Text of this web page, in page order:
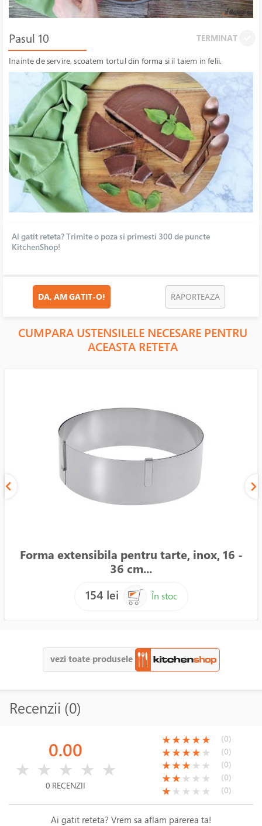
Pasul 10 TERMINAT
Inainte de servire, scoatem tortul din forma si il taiem in felii.
Ai gatit reteta? Trimite o poza si primesti 300 de puncte
KitchenShop!
DA, AM GATIT-O! RAPORTEAZA
CUMPARA USTENSILELE NECESARE PENTRU
ACEASTA RETETA
Forma extensibila pentru tarte, inox, 16 -
36 cm...
154 lei
În stoc
vezi toate produsele
Recenzii (0)
0.00
★ ★ ★ ★ ★
0 RECENZII
(*)
★(*)
★(*)
★(*)
★(*)
★ (0)
(*)
★(*)
★(*)
★(*)
★( )
★ (0)
(*)
★(*)
★(*)
★( )
★ ( )
★ (0)
(*)
★(*)
★( )
★ ( )
★ ( )
★ (0)
(*)
★( )
★ ( )
★ ( )
★ ( )
★ (0)
Ai gatit reteta? Vrem sa aflam parerea ta!